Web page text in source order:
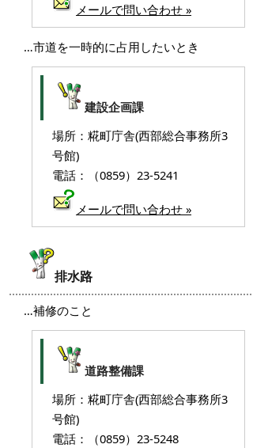
メールで問い合わせ »
…市道を一時的に占用したいとき
建設企画課
場所：糀町庁舎(西部総合事務所3
号館)
電話：（0859）23-5241
メールで問い合わせ »
排水路
…補修のこと
道路整備課
場所：糀町庁舎(西部総合事務所3
号館)
電話：（0859）23-5248